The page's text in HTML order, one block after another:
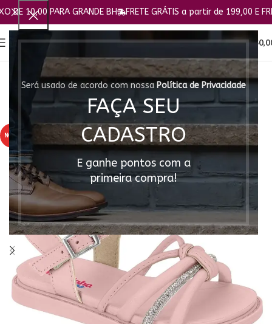
Será usado de acordo com nossaPolítica de Privacidade
FAÇA SEU
CADASTRO
E ganhe pontos com a
primeira compra!
MENU R$
NOVO
PARA GRANDE BH FRETE GRÁTIS a partir de 199,00 E FRETE